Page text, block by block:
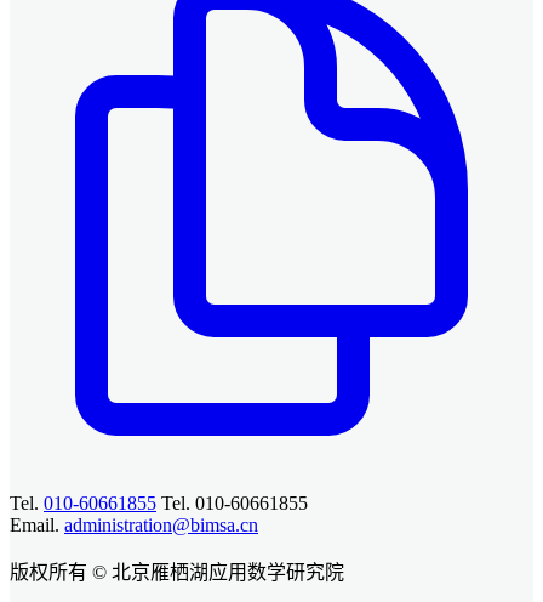
Tel. 010-60661855 Tel. 010-60661855
Email. administration@bimsa.cn
版权所有 © 北京雁栖湖应用数学研究院